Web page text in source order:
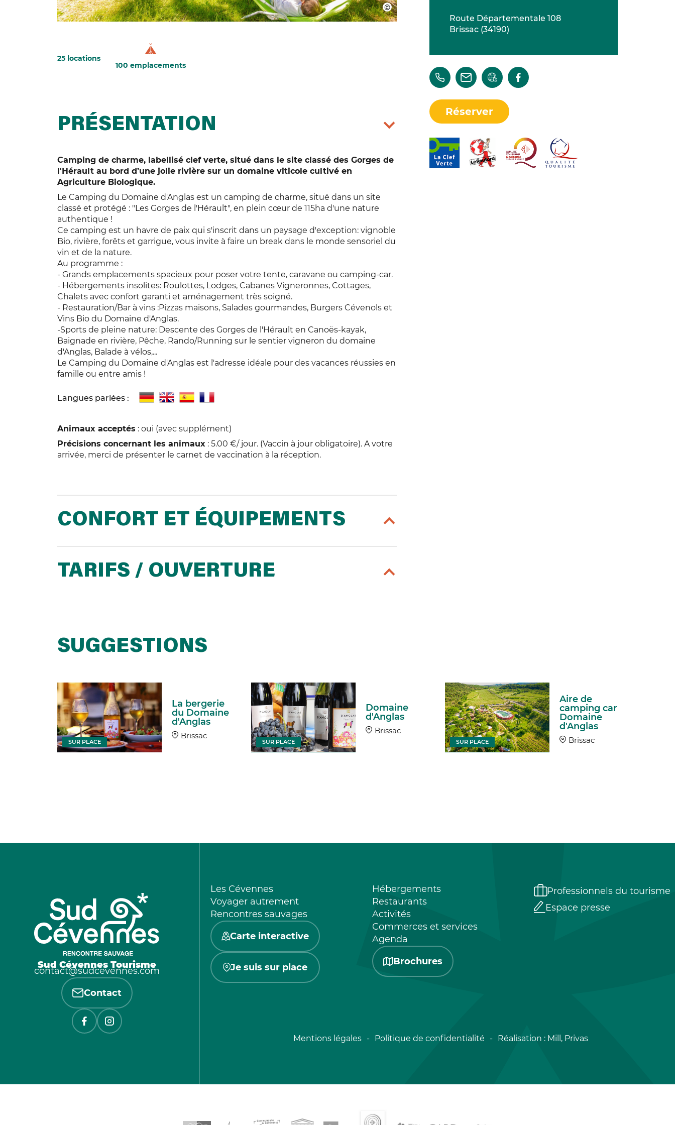
25 locations
100 emplacements
PRÉSENTATION
Camping de charme, labellisé clef verte, situé dans le site classé des Gorges de
l'Hérault au bord d’une jolie rivière sur un domaine viticole cultivé en
Agriculture Biologique.
Le Camping du Domaine d'Anglas est un camping de charme, situé dans un site
classé et protégé : "Les Gorges de l'Hérault", en plein cœur de 115ha d'une nature
authentique !
Ce camping est un havre de paix qui s'inscrit dans un paysage d'exception: vignoble
Bio, rivière, forêts et garrigue, vous invite à faire un break dans le monde sensoriel du
vin et de la nature.
Au programme :
- Grands emplacements spacieux pour poser votre tente, caravane ou camping-car.
- Hébergements insolites: Roulottes, Lodges, Cabanes Vigneronnes, Cottages,
Chalets avec confort garanti et aménagement très soigné.
- Restauration/Bar à vins :Pizzas maisons, Salades gourmandes, Burgers Cévenols et
Vins Bio du Domaine d'Anglas.
-Sports de pleine nature: Descente des Gorges de l'Hérault en Canoës-kayak,
Baignade en rivière, Pêche, Rando/Running sur le sentier vigneron du domaine
d'Anglas, Balade à vélos,...
Le Camping du Domaine d'Anglas est l'adresse idéale pour des vacances réussies en
famille ou entre amis !
Langues parlées :
Animaux acceptés : oui (avec supplément)
Précisions concernant les animaux : 5.00 €/ jour. (Vaccin à jour obligatoire). A votre
arrivée, merci de présenter le carnet de vaccination à la réception.
CONFORT ET ÉQUIPEMENTS
TARIFS / OUVERTURE
Route Départementale 108
Brissac (34190)
Réserver
SUGGESTIONS
La bergerie
du Domaine
d'Anglas
Brissac
SUR PLACE
Domaine
d'Anglas
Brissac
SUR PLACE
Aire de
camping car
Domaine
d'Anglas
Brissac
SUR PLACE
Sud Cévennes Tourisme
contact@sudcevennes.com
Contact
Les Cévennes
Voyager autrement
Rencontres sauvages
Carte interactive
Je suis sur place
Hébergements
Restaurants
Activités
Commerces et services
Agenda
Brochures
Professionnels du tourisme
Espace presse
Mentions légales Politique de confidentialité Réalisation : Mill, Privas